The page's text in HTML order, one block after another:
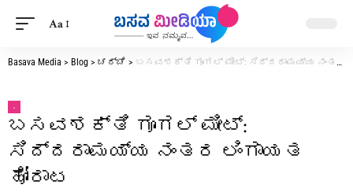
Aa
Basava Media > Blog > ಚರ್ಚೆ > ಬಸವಶಕ್ತಿ ಗೂಗಲ್ ಮೀಟ್: ಸಿದ್ದರಾಮಯ್ಯ ನಂತರ ಲಿಂಗಾಯತ ಹೋರಾಟ
.
ಬಸವಶಕ್ತಿ ಗೂಗಲ್ ಮೀಟ್:
ಸಿದ್ದರಾಮಯ್ಯ ನಂತರ ಲಿಂಗಾಯತ
ಹೋರಾಟ